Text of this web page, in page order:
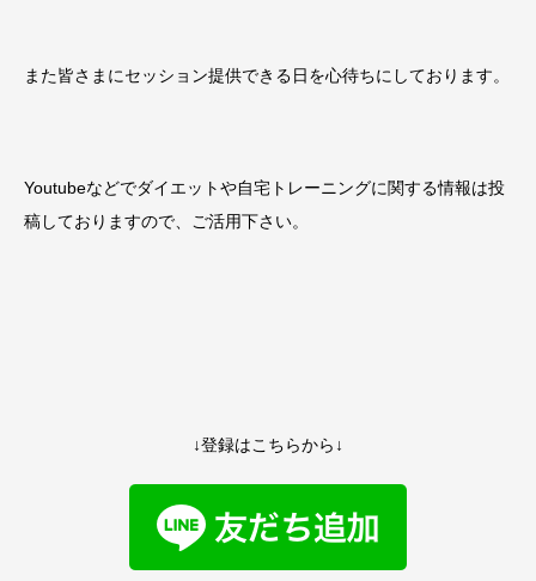
また皆さまにセッション提供できる日を心待ちにしております。
Youtubeなどでダイエットや自宅トレーニングに関する情報は投
稿しておりますので、ご活用下さい。
↓登録はこちらから↓